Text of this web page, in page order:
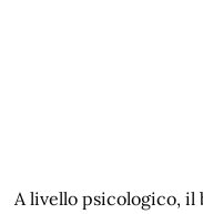
A livello psicologico,